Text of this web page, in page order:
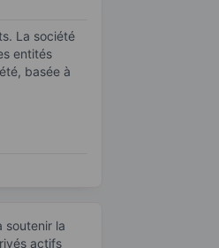
La société
entités
basée à
soutenir la
actifs